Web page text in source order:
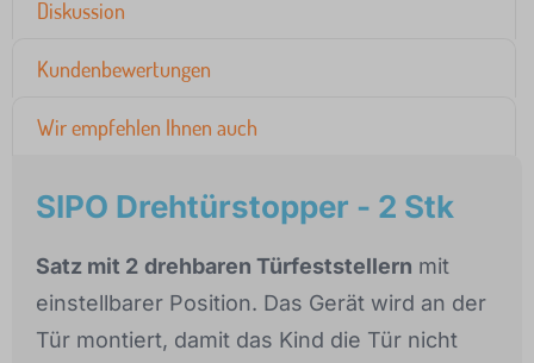
Diskussion
Kundenbewertungen
Wir empfehlen Ihnen auch
SIPO Drehtürstopper - 2 Stk
Satz mit 2 drehbaren Türfeststellern mit
einstellbarer Position. Das Gerät wird an der
Tür montiert, damit das Kind die Tür nicht